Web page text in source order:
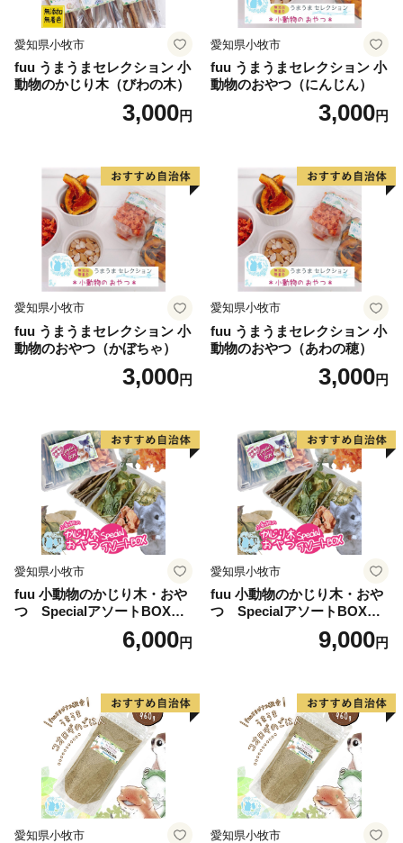
愛知県小牧市
fuu うまうまセレクション 小
動物のかじり木（びわの木）
3,000円
愛知県小牧市
fuu うまうまセレクション 小
動物のおやつ（にんじん）
3,000円
愛知県小牧市
fuu うまうまセレクション 小
動物のおやつ（かぼちゃ）
3,000円
愛知県小牧市
fuu うまうまセレクション 小
動物のおやつ（あわの穂）
3,000円
愛知県小牧市
fuu 小動物のかじり木・おや
つ SpecialアソートBOX（1
6,000円
愛知県小牧市
fuu 小動物のかじり木・おや
つ SpecialアソートBOX（2
9,000円
愛知県小牧市 愛知県小牧市